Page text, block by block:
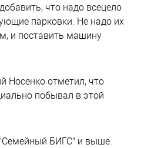
что надо всецело
парковки. Не надо их
и поставить машину
Носенко отметил, что
побывал в этой
БИГС" и выше.